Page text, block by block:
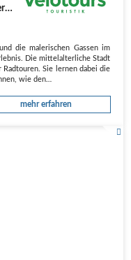
die malerischen Gassen im
Die mittelalterliche Stadt
Sie lernen dabei die
wie den…
mehr erfahren